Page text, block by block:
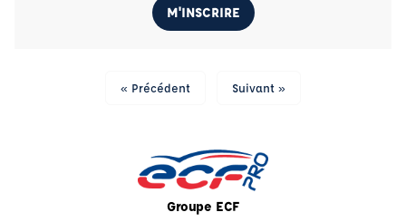
M'INSCRIRE
« Précédent Suivant »
Groupe ECF